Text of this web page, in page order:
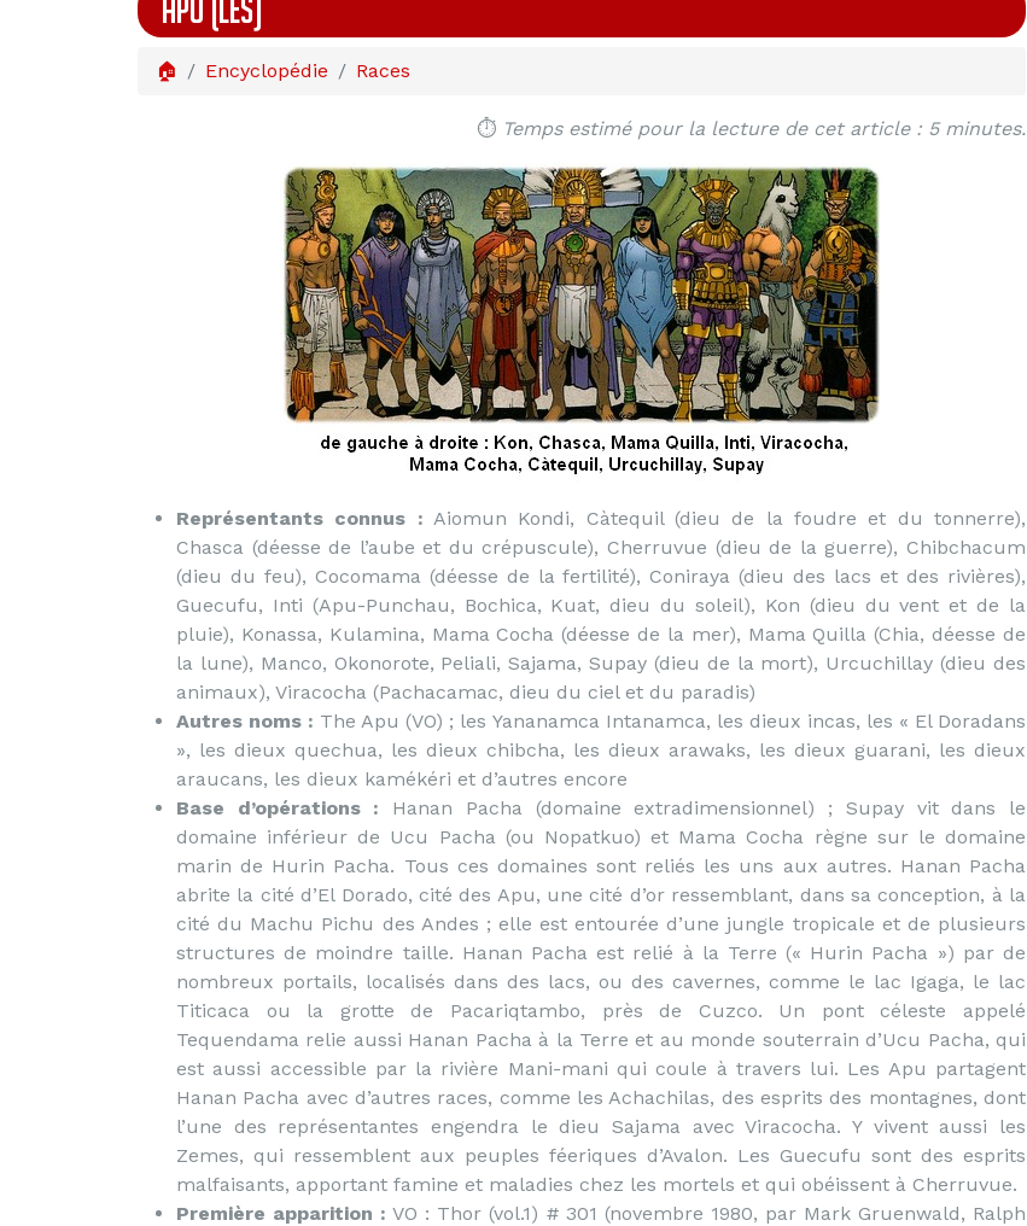
APU (LES)
🏠 Encyclopédie Races
⏱️ Temps estimé pour la lecture de cet article : 5 minutes.
Représentants connus : Aiomun Kondi, Càtequil (dieu de la foudre et du tonnerre),
Chasca (déesse de l’aube et du crépuscule), Cherruvue (dieu de la guerre), Chibchacum
(dieu du feu), Cocomama (déesse de la fertilité), Coniraya (dieu des lacs et des rivières),
Guecufu, Inti (Apu-Punchau, Bochica, Kuat, dieu du soleil), Kon (dieu du vent et de la
pluie), Konassa, Kulamina, Mama Cocha (déesse de la mer), Mama Quilla (Chia, déesse de
la lune), Manco, Okonorote, Peliali, Sajama, Supay (dieu de la mort), Urcuchillay (dieu des
animaux), Viracocha (Pachacamac, dieu du ciel et du paradis)
Autres noms : The Apu (VO) ; les Yananamca Intanamca, les dieux incas, les « El Doradans
», les dieux quechua, les dieux chibcha, les dieux arawaks, les dieux guarani, les dieux
araucans, les dieux kamékéri et d’autres encore
Base d’opérations : Hanan Pacha (domaine extradimensionnel) ; Supay vit dans le
domaine inférieur de Ucu Pacha (ou Nopatkuo) et Mama Cocha règne sur le domaine
marin de Hurin Pacha. Tous ces domaines sont reliés les uns aux autres. Hanan Pacha
abrite la cité d’El Dorado, cité des Apu, une cité d’or ressemblant, dans sa conception, à la
cité du Machu Pichu des Andes ; elle est entourée d’une jungle tropicale et de plusieurs
structures de moindre taille. Hanan Pacha est relié à la Terre (« Hurin Pacha ») par de
nombreux portails, localisés dans des lacs, ou des cavernes, comme le lac Igaga, le lac
Titicaca ou la grotte de Pacariqtambo, près de Cuzco. Un pont céleste appelé
Tequendama relie aussi Hanan Pacha à la Terre et au monde souterrain d’Ucu Pacha, qui
est aussi accessible par la rivière Mani-mani qui coule à travers lui. Les Apu partagent
Hanan Pacha avec d’autres races, comme les Achachilas, des esprits des montagnes, dont
l’une des représentantes engendra le dieu Sajama avec Viracocha. Y vivent aussi les
Zemes, qui ressemblent aux peuples féeriques d’Avalon. Les Guecufu sont des esprits
malfaisants, apportant famine et maladies chez les mortels et qui obéissent à Cherruvue.
Première apparition : VO : Thor (vol.1) # 301 (novembre 1980, par Mark Gruenwald, Ralph